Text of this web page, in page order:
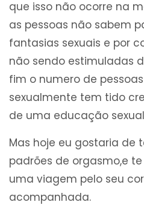
que isso não ocorre na
as pessoas não sabem
fantasias sexuais e por
não sendo estimuladas
fim o numero de
sexualmente tem tido
de uma educação
Mas hoje eu gostaria de
padrões de orgasmo,e
uma viagem pelo seu
acompanhada.